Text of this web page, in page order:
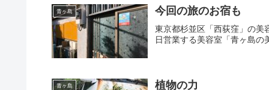
青ヶ島 今回の旅のお宿も
東京都杉並区「西荻窪」の美
日営業する美容室「青ヶ島の
青ヶ島 植物の力